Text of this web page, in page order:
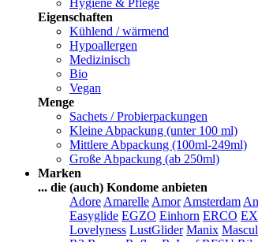
Hygiene & Pflege
Eigenschaften
Kühlend / wärmend
Hypoallergen
Medizinisch
Bio
Vegan
Menge
Sachets / Probierpackungen
Kleine Abpackung (unter 100 ml)
Mittlere Abpackung (100ml-249ml)
Große Abpackung (ab 250ml)
Marken
... die (auch) Kondome anbieten
Adore Amarelle Amor Amsterdam
Easyglide EGZO Einhorn ERCO
Lovelyness LustGlider Manix